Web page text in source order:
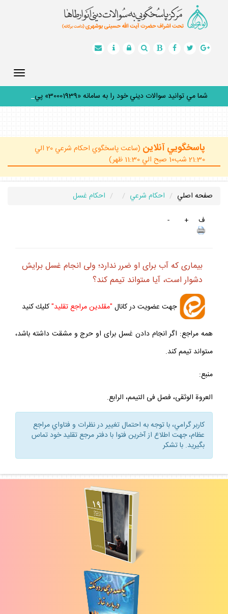
شما مي توانيد سوالات ديني خود را به سامانه «30001939» پيامك
پاسخگويي آنلاين
(ساعت پاسخگوي احكام شرعي 20 الي
21:30 شب10 صبح الي 11:30 ظهر)
صفحه اصلي احكام شرعي
احكام غسل
ف
+
-
بيمارى كه آب براى او ضرر ندارد؛ ولى انجام غسل برايش
دشوار است، آيا مى‏تواند تيمم كند؟
جهت عضويت در كانال "مقلدين مراجع تقليد"كليك كنيد
همه مراجع: اگر انجام دادن غسل براى او حرج و مشقت داشته باشد،
مى‏تواند تيمم كند.
منبع:
العروة الوثقى، فصل فى التيمم، الرابع.
كاربر گرامي، با توجه به احتمال تغيير در نظرات و فتاواي مراجع
عظام، جهت اطلاع از آخرين فتوا با دفتر مرجع تقليد خود تماس
بگيريد. با تشكر